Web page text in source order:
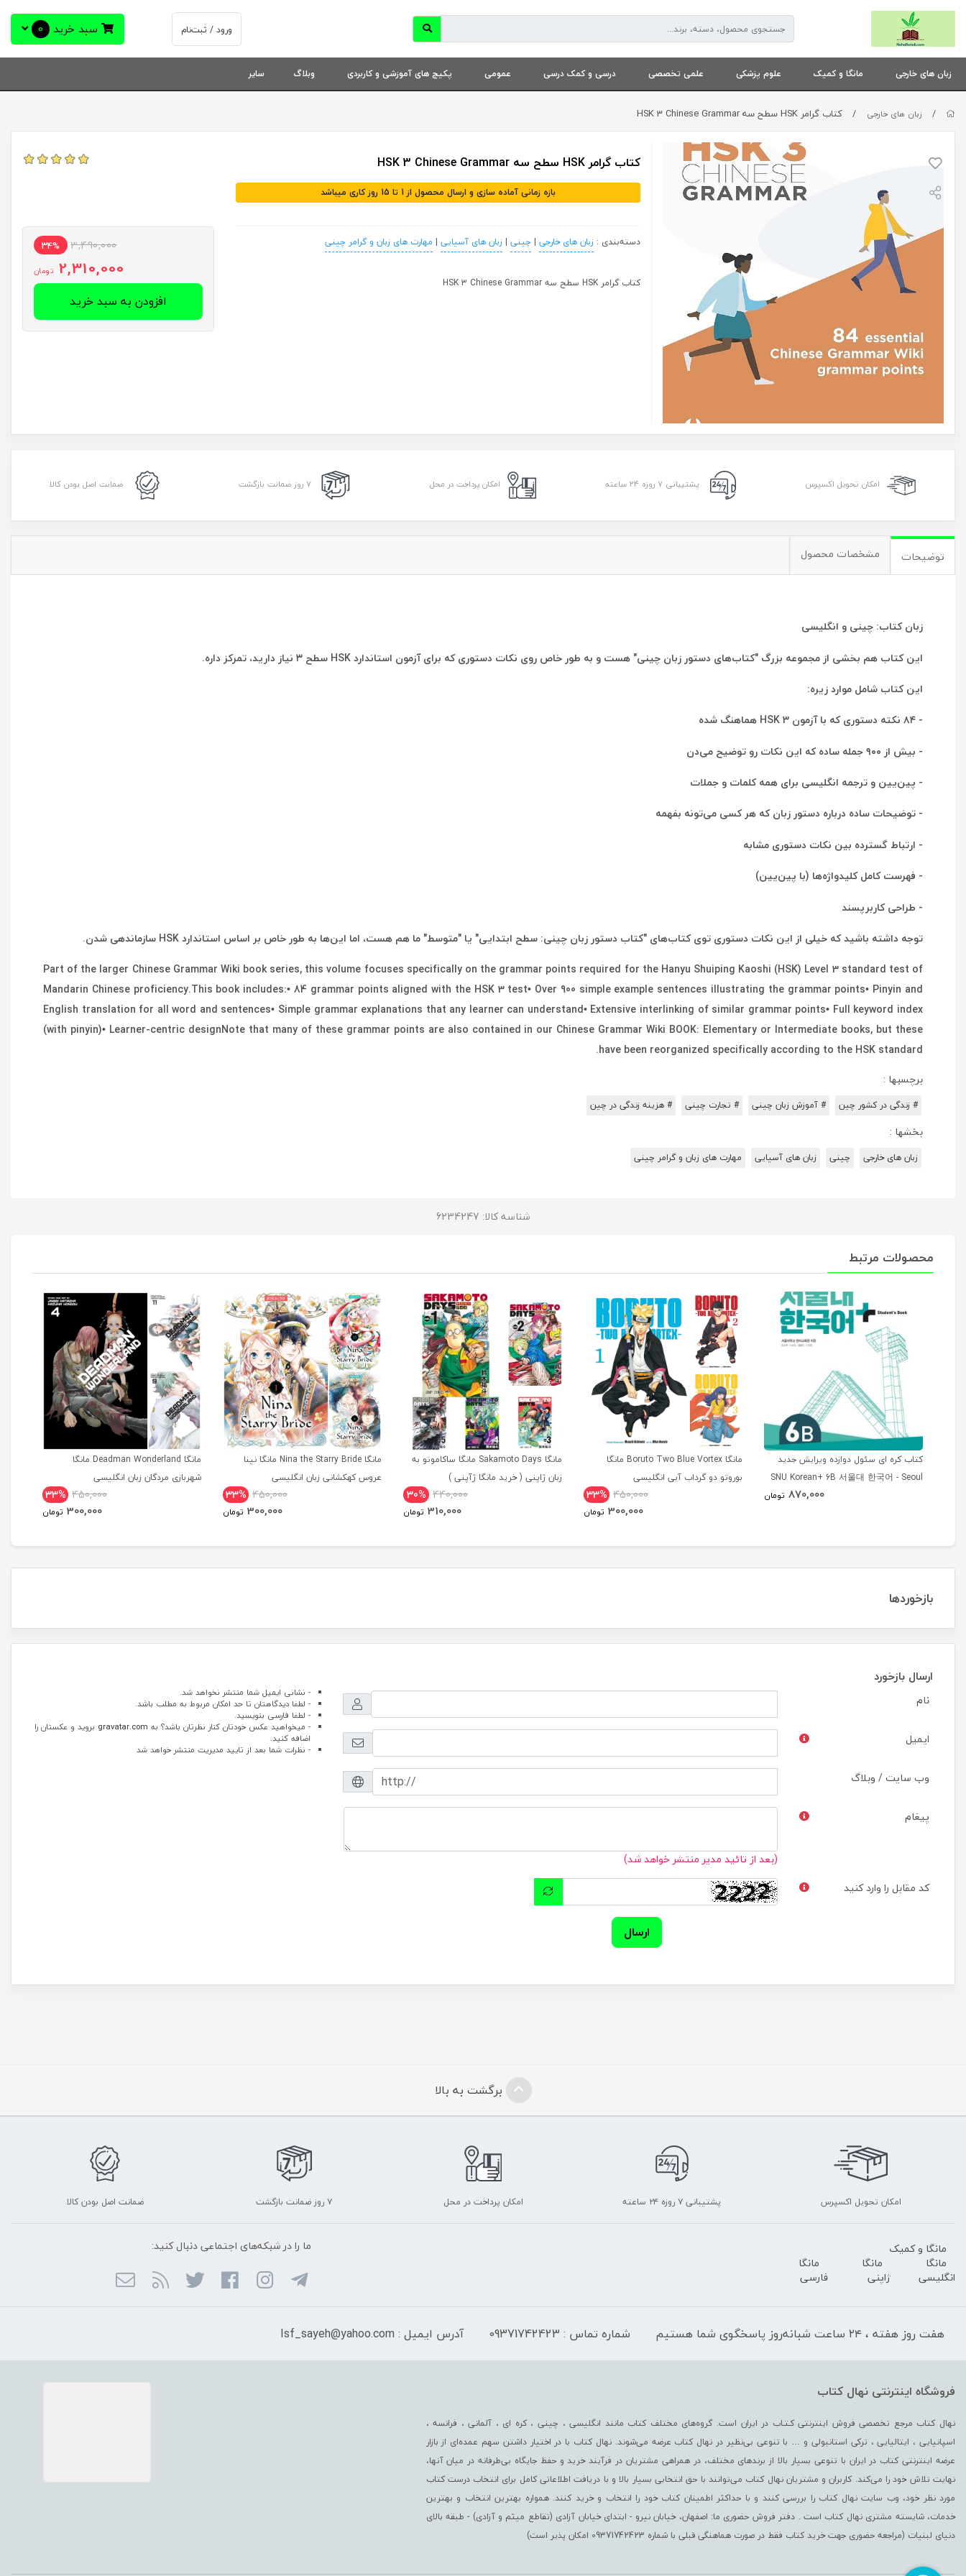
ورود / ثبت‌نام سبد خرید 0
زبان های خارجی مانگا و کمیک علوم پزشکی علمی تخصصی درسی و کمک درسی عمومی پکیج های آموزشی و کاربردی وبلاگ سایر
/ زبان های خارجی / کتاب گرامر HSK سطح سه HSK 3 Chinese Grammar
کتاب گرامر HSK سطح سه HSK 3 Chinese Grammar
بازه زمانی آماده سازی و ارسال محصول از 1 تا 15 روز کاری میباشد
دسته‌بندی : زبان های خارجی | چینی | زبان های آسیایی | مهارت های زبان و گرامر چینی
کتاب گرامر HSK سطح سه HSK 3 Chinese Grammar
3,490,000
34%
2,310,000 تومان
افزودن به سبد خرید
امکان تحویل اکسپرس پشتیبانی ۷ روزه ۲۴ ساعته امکان پرداخت در محل ۷ روز ضمانت بازگشت ضمانت اصل بودن کالا
توضیحات مشخصات محصول
زبان کتاب: چینی و انگلیسی
این کتاب هم بخشی از مجموعه بزرگ "کتاب‌های دستور زبان چینی" هست و به طور خاص روی نکات دستوری که برای آزمون استاندارد HSK سطح ۳ نیاز دارید، تمرکز داره.
این کتاب شامل موارد زیره:
- ۸۴ نکته دستوری که با آزمون HSK 3 هماهنگ شده
- بیش از ۹۰۰ جمله ساده که این نکات رو توضیح می‌دن
- پین‌یین و ترجمه انگلیسی برای همه کلمات و جملات
- توضیحات ساده درباره دستور زبان که هر کسی می‌تونه بفهمه
- ارتباط گسترده بین نکات دستوری مشابه
- فهرست کامل کلیدواژه‌ها (با پین‌یین)
- طراحی کاربرپسند
توجه داشته باشید که خیلی از این نکات دستوری توی کتاب‌های "کتاب دستور زبان چینی: سطح ابتدایی" یا "متوسط" ما هم هست، اما این‌ها به طور خاص بر اساس استاندارد HSK سازماندهی شدن.
Part of the larger Chinese Grammar Wiki book series, this volume focuses specifically on the grammar points required for the Hanyu Shuiping Kaoshi (HSK) Level 3 standard test of
Mandarin Chinese proficiency.This book includes:• 84 grammar points aligned with the HSK 3 test• Over 900 simple example sentences illustrating the grammar points• Pinyin and
English translation for all word and sentences• Simple grammar explanations that any learner can understand• Extensive interlinking of similar grammar points• Full keyword index
(with pinyin)• Learner-centric designNote that many of these grammar points are also contained in our Chinese Grammar Wiki BOOK: Elementary or Intermediate books, but these
have been reorganized specifically according to the HSK standard.
برچسبها :
# زندگی در کشور چین # آموزش زبان چینی # تجارت چینی # هزینه زندگی در چین
بخشها :
زبان های خارجی چینی زبان های آسیایی مهارت های زبان و گرامر چینی
شناسه کالا: 6234247
محصولات مرتبط
کتاب کره ای سئول دوازده ویرایش جدید
SNU Korean+ 6B 서울대 한국어 - Seoul
870,000 تومان
مانگا Boruto Two Blue Vortex مانگا
بوروتو دو گرداب آبی انگلیسی
33% 450,000
300,000 تومان
مانگا Sakamoto Days مانگا ساکاموتو به
زبان ژاپنی ( خرید مانگا ژآپنی )
30% 440,000
310,000 تومان
مانگا Nina the Starry Bride مانگا نینا
عروس کهکشانی زبان انگلیسی
33% 450,000
300,000 تومان
مانگا Deadman Wonderland مانگا
شهربازی مردگان زبان انگلیسی
33% 450,000
300,000 تومان
بازخوردها
ارسال بازخورد
نام
ایمیل
وب سایت / وبلاگ
پیغام
(بعد از تائید مدیر منتشر خواهد شد)
کد مقابل را وارد کنید
ارسال
- نشانی ایمیل شما منتشر نخواهد شد.
- لطفا دیدگاهتان تا حد امکان مربوط به مطلب باشد.
- لطفا فارسی بنویسید.
- میخواهید عکس خودتان کنار نظرتان باشد؟ به gravatar.com بروید و عکستان را
اضافه کنید.
- نظرات شما بعد از تایید مدیریت منتشر خواهد شد
برگشت به بالا
امکان تحویل اکسپرس پشتیبانی ۷ روزه ۲۴ ساعته امکان پرداخت در محل ۷ روز ضمانت بازگشت ضمانت اصل بودن کالا
مانگا و کمیک
مانگا
انگلیسی
مانگا
ژاپنی
مانگا
فارسی
ما را در شبکه‌های اجتماعی دنبال کنید:
هفت روز هفته ، ۲۴ ساعت شبانه‌روز پاسخگوی شما هستیم شماره تماس : 09371742423 آدرس ایمیل : Isf_sayeh@yahoo.com
فروشگاه اینترنتی نهال کتاب
نهال کتاب مرجع تخصصی فروش اینترنتی کـتـاب در ایران است. گروه‏‏‌های مختلف کتاب مانند انگلیسی ، چینی ، کره ای ، آلمانی ، فرانسه ،
اسپانیایی ، ایتالیایی ، ترکی استانبولی و … با تنوعی بی‌نظیر در نهال کتاب عرضه می‏‏‏‌شوند. نهال کتاب با در اختیار داشتن سهم عمده‏‌ای از بازار
عرضه اینترنتی کتاب در ایران با تنوعی بسیار بالا از برندهای مختلف، در همراهی مشتریان در فرآیند خرید و حفظ جایگاه بی‏‏‏‌طرفانه در میان آنها،
نهایت تلاش خود را می‌‏‏کند. کاربران و مشتریان نهال کتاب می‏‏‌توانند با حق انتخابی بسیار بالا و با دریافت اطلاعاتی کامل برای انتخاب درست کتاب
مورد نظر خود، وب سایت نهال کتاب را بررسی کنند و با حداکثر اطمینان کتاب خود را انتخاب و خرید کنند. همواره بهترین انتخاب و بهترین
خدمات، شایسته مشتری نهال کتاب است . دفتر فروش حضوری ما: اصفهان، خیابان نیرو - ابتدای خیابان آزادی (تقاطع میثم و آزادی) - طبقه بالای
دنیای لبنیات (مراجعه حضوری جهت خرید کتاب فقط در صورت هماهنگی قبلی با شماره 09371742423 امکان پذیر است)